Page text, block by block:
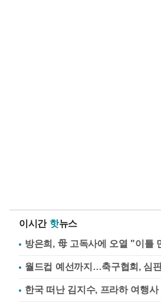
이시간 핫뉴스
방은희, 母 고독사에 오열 "이틀
월드컵 예선까지…축구협회, 심
한국 떠난 김지수, 프라하 여행